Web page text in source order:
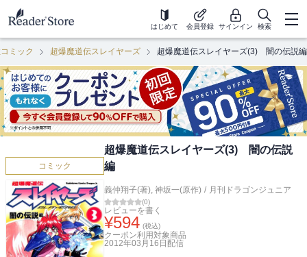
はじめて 会員登録 サインイン 検索
ミック 超爆魔道伝スレイヤーズ 超爆魔道伝スレイヤーズ(3) 闇の伝説編
コミック
超爆魔道伝スレイヤーズ(3) 闇の伝説
編
義仲翔子(著), 神坂一(原作) / 月刊ドラゴンジュニア
(0)
レビューを書く
¥594 (税込)
クーポン利用対象商品
2012年03月16日 配信